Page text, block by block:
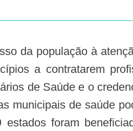
a contratarem
de Saúde e o
municipais de saúde
foram